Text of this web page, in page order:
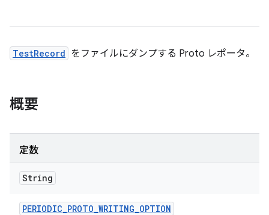
TestRecord をファイルにダンプする Proto レポータ。
概要
定数
String
PERIODIC_PROTO_WRITING_OPTION